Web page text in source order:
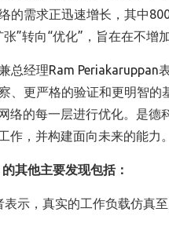
的需求正迅速增长，其中
张”转向“优化” ，旨在在不增
总经理Ram Periakaruppan
、更严格的验证和更明智
络的每一层进行优化。是
作，并构建面向未来的能力。
其他主要发现包括：
表示，真实的工作负载仿真